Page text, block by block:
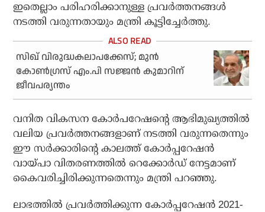
ഇതെല്ലാം പരിഹരിക്കാനുള്ള പ്രവര്‍ത്തനങ്ങള്‍
നടത്തി വരുന്നതായും മന്ത്രി കൂട്ടിച്ചേര്‍ത്തു.
സിഖ് വിരുദ്ധകലാപക്കേസ്; മുന്‍
കോണ്‍ഗ്രസ് എം.പി സജ്ജന്‍ കുമാറിന്
ജീവപര്യന്തം
വനിത വികസന കോര്‍പറേഷന്റെ ആഭിമുഖ്യത്തില്‍
വലിയ പ്രവര്‍ത്തനങ്ങളാണ് നടത്തി വരുന്നതെന്നും
ഈ സര്‍ക്കാരിന്റെ കാലത്ത് കോര്‍പ്പറേഷന്‍
വായ്പാ വിതരണത്തില്‍ റെക്കോര്‍ഡ് നേട്ടമാണ്
കൈവരിച്ചിരിക്കുന്നതെന്നും മന്ത്രി പറഞ്ഞു.
ലാഭത്തില്‍ പ്രവര്‍ത്തിക്കുന്ന കോര്‍പ്പറേഷന്‍ 2021-